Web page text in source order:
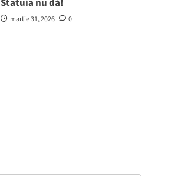
Statuia nu dă!
martie 31, 2026 0